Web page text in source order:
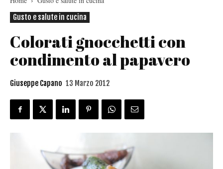
Gusto e salute in cucina
Colorati gnocchetti con
condimento al papavero
Giuseppe Capano 13 Marzo 2012